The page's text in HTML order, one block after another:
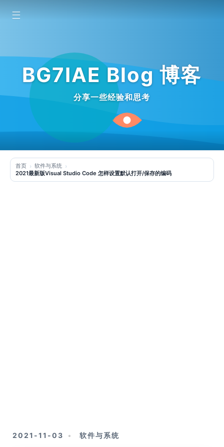
BG7IAE Blog 博客
分享一些经验和思考
☰
首页
软件与系统
2021最新版Visual Studio Code 怎样设置默认打开/保存的编码
2021-11-03 软件与系统